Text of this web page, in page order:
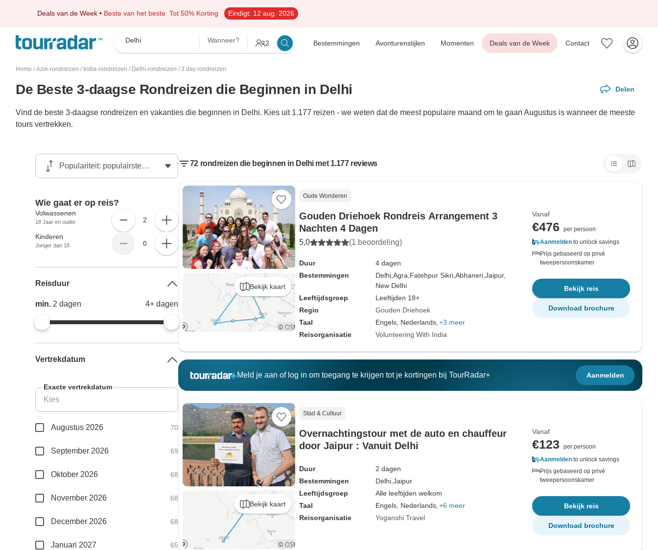
Deals van de Week • Beste van het beste Tot 50% Korting Eindigt: 12 aug. 2026
Delhi Wanneer? 2 Bestemmingen Avonturenstijlen Momenten Deals van de Week Contact
Home / Azië-rondreizen / India-rondreizen / Delhi-rondreizen / 3 day rondreizen
De Beste 3-daagse Rondreizen die Beginnen in Delhi Delen
Vind de beste 3-daagse rondreizen en vakanties die beginnen in Delhi. Kies uit 1.177 reizen - we weten dat de meest populaire maand om te gaan Augustus is wanneer de meeste
tours vertrekken.
72 rondreizen die beginnen in Delhi met 1.177 reviews
Bekijk kaart
Oude Wonderen
Gouden Driehoek Rondreis Arrangement 3
Nachten 4 Dagen
5,0 (1 beoordeling)
Duur
4 dagen
Bestemmingen
Delhi, Agra, Fatehpur Sikri, Abhaneri, Jaipur,
New Delhi
Leeftijdsgroep
Leeftijden 18+
Regio
Gouden Driehoek
Taal
Engels, Nederlands, +3 meer
Reisorganisatie
Volunteering With India
Vanaf
€476
per persoon
Aanmelden to unlock savings
Prijs gebaseerd op privé
tweepersoonskamer
Bekijk reis
Download brochure
Meld je aan of log in om toegang te krijgen tot je kortingen bij TourRadar+ Aanmelden
Bekijk kaart
Stad & Cultuur
Overnachtingstour met de auto en chauffeur
door Jaipur : Vanuit Delhi
Duur
2 dagen
Bestemmingen
Delhi, Jaipur
Leeftijdsgroep
Alle leeftijden welkom
Taal
Engels, Nederlands, +6 meer
Reisorganisatie
Yoganshi Travel
Vanaf
€123
per persoon
Aanmelden to unlock savings
Prijs gebaseerd op privé
tweepersoonskamer
Bekijk reis
Download brochure
Wie gaat er op reis?
Volwassenen
18 Jaar en ouder 2
Kinderen
Jonger dan 18 0
Reisduur
min. 2dagen 4+ dagen
Vertrekdatum
Exacte vertrekdatum
Augustus 2026 70
September 2026 69
Oktober 2026 68
November 2026 68
December 2026 68
Januari 2027 65